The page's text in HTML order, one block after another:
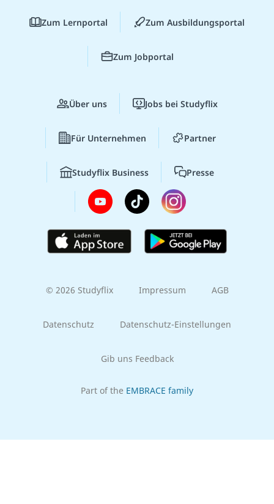
Zum Lernportal Zum Ausbildungsportal
Zum Jobportal
Über uns Jobs bei Studyflix
Für Unternehmen Partner
Studyflix Business Presse
© 2026 Studyflix Impressum AGB
Datenschutz Datenschutz-Einstellungen
Gib uns Feedback
Part of the EMBRACE family